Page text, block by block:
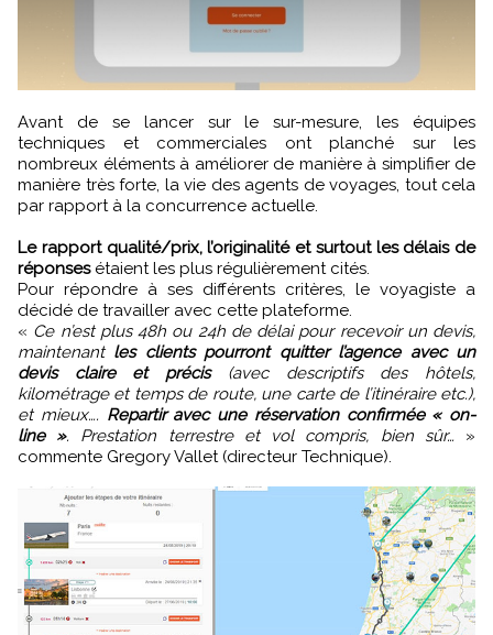
Avant de se lancer sur le sur-mesure, les équipes
techniques et commerciales ont planché sur les
nombreux éléments à améliorer de manière à simplifier de
manière très forte, la vie des agents de voyages, tout cela
par rapport à la concurrence actuelle.
Le rapport qualité/prix, l’originalité et surtout les délais de
réponsesétaient les plus régulièrement cités.
Pour répondre à ses différents critères, le voyagiste a
décidé de travailler avec cette plateforme.
« Ce n’est plus 48h ou 24h de délai pour recevoir un devis,
maintenant les clients pourront quitter l’agence avec un
devis claire et précis(avec descriptifs des hôtels,
kilométrage et temps de route, une carte de l’itinéraire etc.),
et mieux…. Repartir avec une réservation confirmée « on-
line ». Prestation terrestre et vol compris, bien sûr… »
commente Gregory Vallet (directeur Technique).